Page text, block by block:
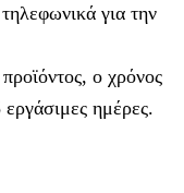
για την
ο χρόνος
εργάσιμες ημέρες.